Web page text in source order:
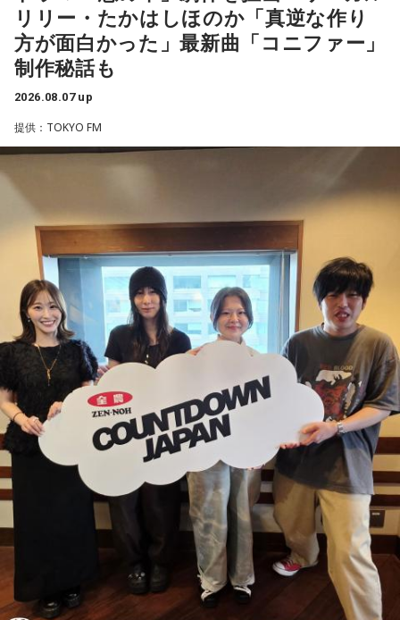
かで、本当にトレーナーさんのおかげでうまくやっていただ
きました」
――石垣島で自主トレをともにした後輩である篠原響投手の
活躍をどうご覧になられましたか？
山田「球速がすごくて、僕も追いつけるように頑張ります」
2試合に登板してみていかがですか？
山田「自分の持ち味が出せて抑えられることができたので、
そこは1番よかったのかなと思います。試合で投げる、野球が
できる感謝というのも再び感じることができましたし、野球
が楽しかったですね」
――今シーズンの登板はまだ2試合ですが、ヒットを1本も打
たれていないです。
山田「そうなんですか？ 何の意識もしていないです（笑）。
1イニングを無失点で抑える。どれだけピンチを作っても無失
点で抑えるというのが中継ぎの仕事なので、それができたと
いうのは本当にいいことなのかなと思います」
※インタビュアー：文化放送・斉藤一美アナウンサー
健人のオールナイトニッポン』は8月14日(金)25時からニッポ
ン放送をキーステーションに全国ネットで放送。
◎メールテーマ『鬼事』
TVアニメ『逃げ上手の若君』第2期オープニングテーマ「鬼
事」。中島健人はこの「鬼事」を「日々のイラッとした出来
事」や「心がザワザワした、モヤモヤした事」を表す言葉と
してカジュアルに使っています。そんな、あなたの周りで起
きた「鬼事」を教えてください。
中島健人が、どう立ち回ればよかったのか手を差し伸べま
す。
※ メールの件名は「鬼事」でお願いします。
◎コーナー『人生アイズ相談ドラゴン』
「仕事場の上司、良い人なんだけどここが好きになれなく
「友人と遊んだ時に言われたあの一言がずっとモヤモヤして
「優柔不断な性格のせいで、こんな事が…」
あなたの人生相談を送ってください。その相談を受け、中島
健人が遊戯王の話をします。
リリー・たかはしほのか「真逆な作り
方が面白かった」最新曲「コニファー」
制作秘話も
2026.08.07 up
提供：TOKYO FM